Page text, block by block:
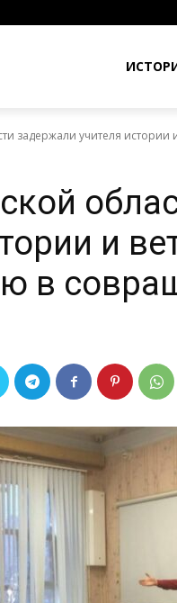
задержали учителя
и
в